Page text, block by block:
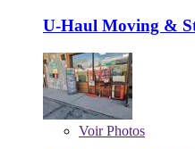
U-Haul Moving &
VoirPhotos